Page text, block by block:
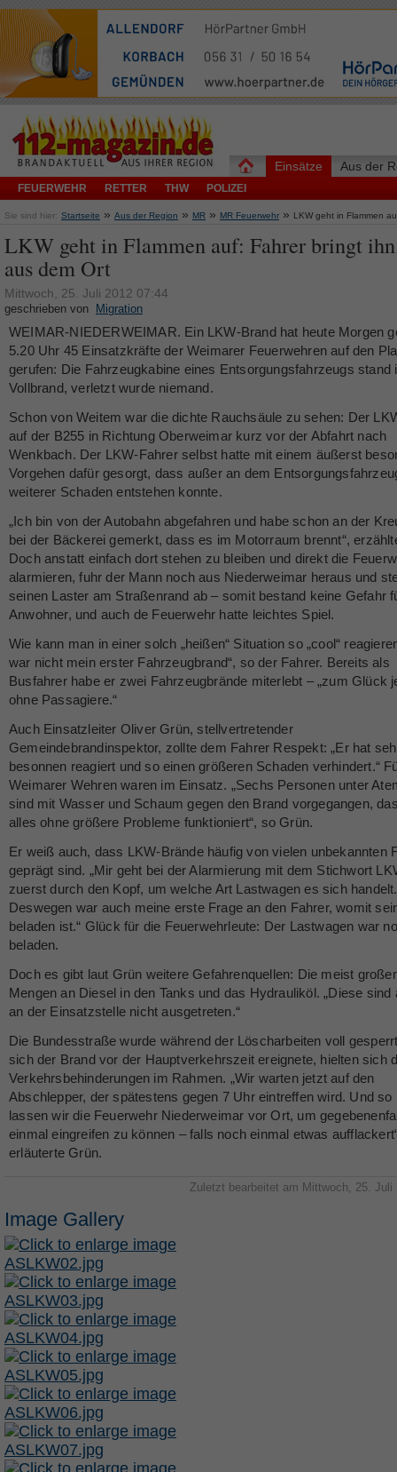
Einsätze
FEUERWEHR RETTER THW POLIZEI
Aus der
Sie sind hier: Startseite » Aus der Region » MR » MR Feuerwehr » LKW geht in Flammen
LKW geht in Flammen auf: Fahrer bringt
aus dem Ort
Mittwoch, 25. Juli 2012 07:44
geschrieben von Migration
WEIMAR-NIEDERWEIMAR. Ein LKW-Brand hat heute Morgen
5.20 Uhr 45 Einsatzkräfte der Weimarer Feuerwehren auf den
gerufen: Die Fahrzeugkabine eines Entsorgungsfahrzeugs stand
Vollbrand, verletzt wurde niemand.
Schon von Weitem war die dichte Rauchsäule zu sehen: Der
auf der B255 in Richtung Oberweimar kurz vor der Abfahrt nach
Wenkbach. Der LKW-Fahrer selbst hatte mit einem äußerst
Vorgehen dafür gesorgt, dass außer an dem
weiterer Schaden entstehen konnte.
„Ich bin von der Autobahn abgefahren und habe schon an der
bei der Bäckerei gemerkt, dass es im Motorraum brennt“,
Doch anstatt einfach dort stehen zu bleiben und direkt die
alarmieren, fuhr der Mann noch aus Niederweimar heraus und
seinen Laster am Straßenrand ab – somit bestand keine Gefahr
Anwohner, und auch de Feuerwehr hatte leichtes Spiel.
Wie kann man in einer solch „heißen“ Situation so „cool“
war nicht mein erster Fahrzeugbrand“, so der Fahrer. Bereits als
Busfahrer habe er zwei Fahrzeugbrände miterlebt – „zum Glück
ohne Passagiere.“
Auch Einsatzleiter Oliver Grün, stellvertretender
Gemeindebrandinspektor, zollte dem Fahrer Respekt: „Er hat
besonnen reagiert und so einen größeren Schaden verhindert.“
Weimarer Wehren waren im Einsatz. „Sechs Personen unter
sind mit Wasser und Schaum gegen den Brand vorgegangen,
alles ohne größere Probleme funktioniert“, so Grün.
Er weiß auch, dass LKW-Brände häufig von vielen unbekannten
geprägt sind. „Mir geht bei der Alarmierung mit dem Stichwort
zuerst durch den Kopf, um welche Art Lastwagen es sich handelt.
Deswegen war auch meine erste Frage an den Fahrer, womit
beladen ist.“ Glück für die Feuerwehrleute: Der Lastwagen war
beladen.
Doch es gibt laut Grün weitere Gefahrenquellen: Die meist
Mengen an Diesel in den Tanks und das Hydrauliköl. „Diese sind
an der Einsatzstelle nicht ausgetreten.“
Die Bundesstraße wurde während der Löscharbeiten voll
sich der Brand vor der Hauptverkehrszeit ereignete, hielten sich
Verkehrsbehinderungen im Rahmen. „Wir warten jetzt auf den
Abschlepper, der spätestens gegen 7 Uhr eintreffen wird. Und so
lassen wir die Feuerwehr Niederweimar vor Ort, um
einmal eingreifen zu können – falls noch einmal etwas
erläuterte Grün.
Zuletzt bearbeitet am Mittwoch, 25. Juli
Image Gallery